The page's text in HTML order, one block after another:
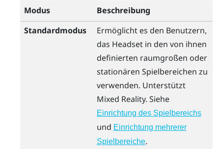
Modus
Beschreibung
Standardmodus
Ermöglicht es den Benutzern,
das Headset in den von ihnen
definierten raumgroßen oder
stationären Spielbereichen zu
verwenden. Unterstützt
Mixed Reality. Siehe
Einrichtung des Spielbereichs
und Einrichtung mehrerer
Spielbereiche.